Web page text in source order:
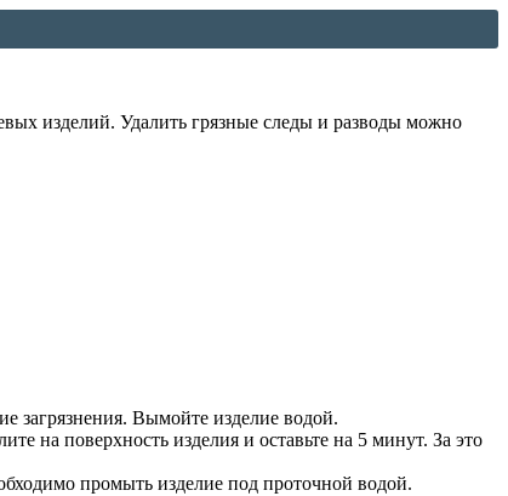
изделий. Удалить грязные следы и разводы можно
загрязнения. Вымойте изделие водой.
на поверхность изделия и оставьте на 5 минут. За это
промыть изделие под проточной водой.